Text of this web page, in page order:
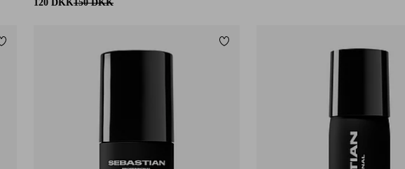
120 DKK150 DKK
Tilføj til favoritter Tilføj til favoritter